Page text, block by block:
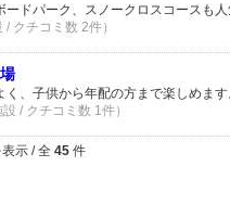
ードパーク、スノークロスコースも
/ クチコミ数 2件）
く、子供から年配の方まで楽しめま
/ クチコミ数 1件）
示 / 全 45 件